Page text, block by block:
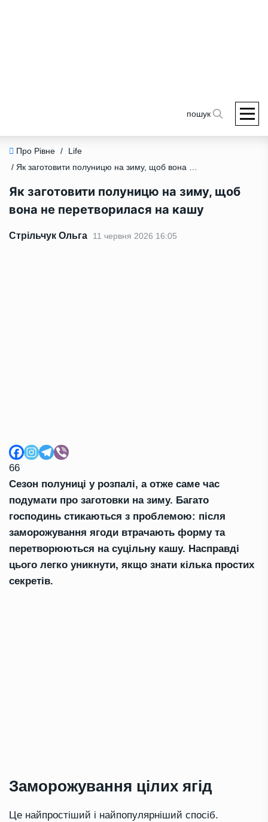
пошук
Про Рівне /
Life
/ Як заготовити полуницю на зиму, щоб вона не перетворилася на кашу
Як заготовити полуницю на зиму, щоб
вона не перетворилася на кашу
Стрільчук Ольга 11 червня 2026 16:05
66
Сезон полуниці у розпалі, а отже саме час
подумати про заготовки на зиму. Багато
господинь стикаються з проблемою: після
заморожування ягоди втрачають форму та
перетворюються на суцільну кашу. Насправді
цього легко уникнути, якщо знати кілька простих
секретів.
Заморожування цілих ягід
Це найпростіший і найпопулярніший спосіб.